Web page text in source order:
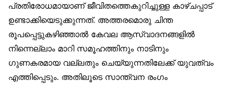
പ്രതിരോധമായാണ് ജീവിതത്തെകുറിച്ചുള്ള കാഴ്ചപ്പാട്
ഉണ്ടാക്കിയെടുക്കുന്നത്. അത്തരമൊരു ചിന്ത
രൂപപ്പെട്ടുകഴിഞ്ഞാൽ കേവല ആസ്വാദനങ്ങളിൽ
നിന്നെല്ലാം മാറി സമൂഹത്തിനും നാടിനും
ഗുണകരമായ വല്ലതും ചെയ്യുന്നതിലേക്ക് യുവത്വം
എത്തിപ്പെടും. അതിലൂടെ സാന്ത്വന രംഗം